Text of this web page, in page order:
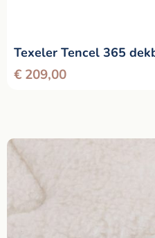
Texeler Tencel 365
€ 209,00